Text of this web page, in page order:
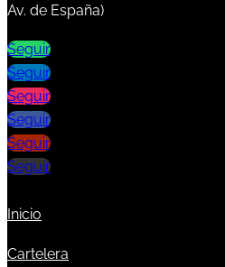
Av. de España)
Seguir
Seguir
Seguir
Seguir
Seguir
Seguir
Inicio
Cartelera